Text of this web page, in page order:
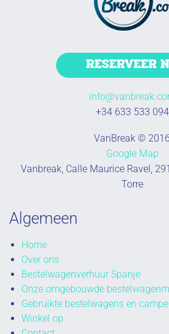
RESERVEER
+34 633 533 094
VanBreak © 2016
Google Map
Vanbreak, Calle Maurice Ravel,
Torre
Algemeen
Home
Over ons
Bestelwagenverhuur Spanje
Onze omgebouwde
Gebruikte bestelwagens en
Winkel op